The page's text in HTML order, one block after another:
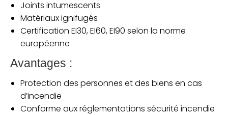
Joints intumescents
Matériaux ignifugés
Certification EI30, EI60, EI90 selon la norme
européenne
Avantages :
Protection des personnes et des biens en cas
d’incendie
Conforme aux réglementations sécurité incendie